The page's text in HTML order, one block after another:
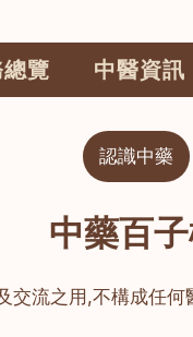
覽 中醫資訊
認識中藥
中藥百
交流之用,不構成任